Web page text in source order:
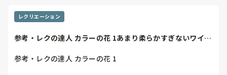
レクリエーション
参考・レクの達人 カラーの花 1あまり柔らかすぎないワイヤ
参考・レクの達人 カラーの花 1